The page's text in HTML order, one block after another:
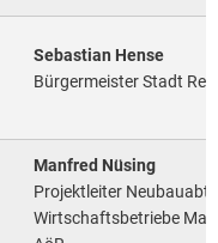
Sebastian Hense
Bürgermeister Stadt
Manfred Nüsing
Projektleiter
Wirtschaftsbetriebe